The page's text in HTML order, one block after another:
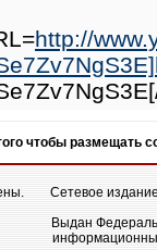
http://
чтобы размещать
Сетевое
Выдан